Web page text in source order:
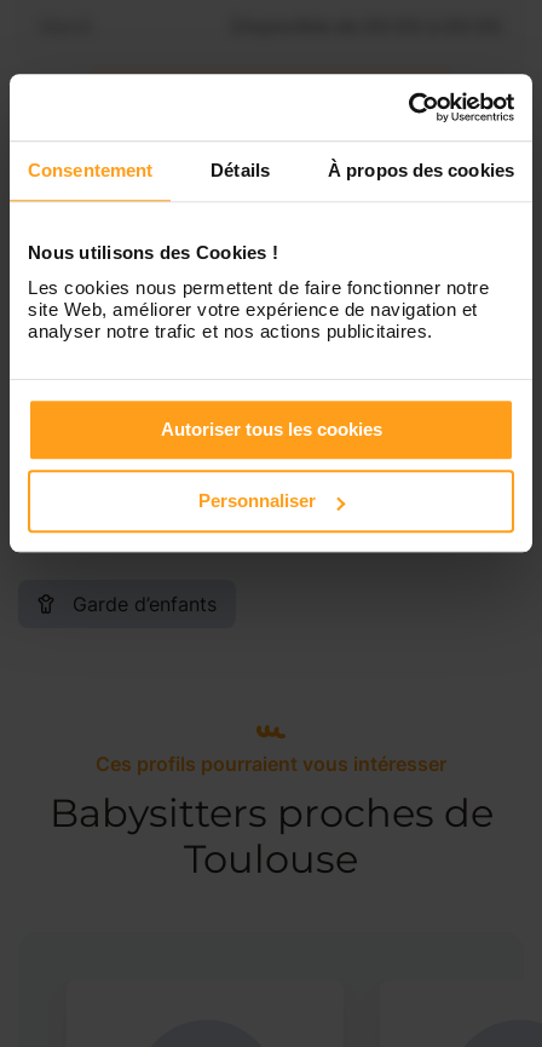
Consentement Détails À propos des cookies
Nous utilisons des Cookies !
Les cookies nous permettent de faire fonctionner notre
site Web, améliorer votre expérience de navigation et
analyser notre trafic et nos actions publicitaires.
Autoriser tous les cookies
Personnaliser
Disponible de 00:00 à 00:30
Jeudi Disponible de 00:00 à 00:00
Vendredi Disponible de 00:00 à 00:00
Samedi Disponible de 00:00 à 00:00
Dimanche Disponible de 00:00 à 00:00
disponibilités de Claudia ?
Services proposés
Garde d’enfants
Ces profils pourraient vous intéresser
Babysitters proches de
Toulouse